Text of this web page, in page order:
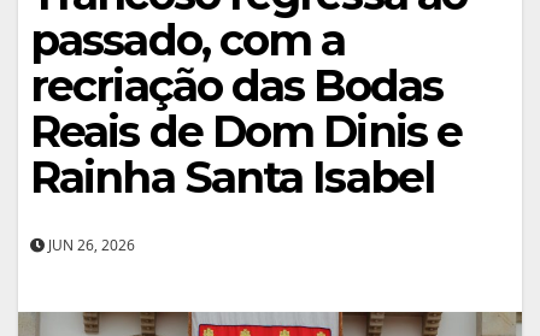
passado, com a
recriação das Bodas
Reais de Dom Dinis e
Rainha Santa Isabel
JUN 26, 2026